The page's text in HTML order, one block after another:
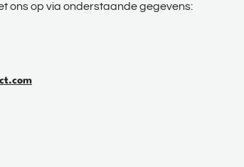
ons op via onderstaande gegevens: